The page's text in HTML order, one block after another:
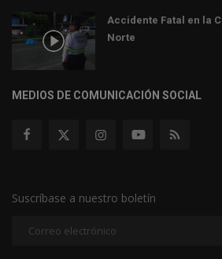
Accidente Fatal en la
Norte
MEDIOS DE COMUNICACIÓN SOCIAL
Suscríbase a nuestro boletín